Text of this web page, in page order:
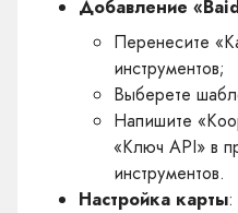
Добавление
Перенесите
инструментов;
Выберете
Напишите
«Ключ API» в
инструментов.
Настройка карты: